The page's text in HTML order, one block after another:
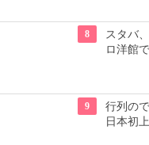
8
スタバ
ロ洋館
9
行列の
日本初